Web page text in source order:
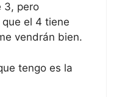
3, pero
el 4 tiene
vendrán bien.
tengo es la